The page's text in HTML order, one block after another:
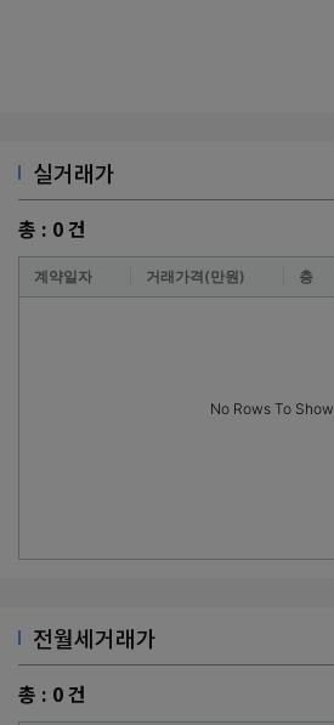
실거래가
총 : 0건
계약일자 거래가격(만원) 층
No Rows To Show
전월세거래가
총 : 0건